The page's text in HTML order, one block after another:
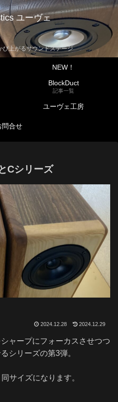
ユーヴェ
び上がるサウンドステージ
NEW！
BlockDuct
記事一覧
ユーヴェ工房
問合せ
Cシリーズ
2024.12.28 2024.12.29
ャープにフォーカスさせつつ
シリーズの第3弾。
サイズになります。